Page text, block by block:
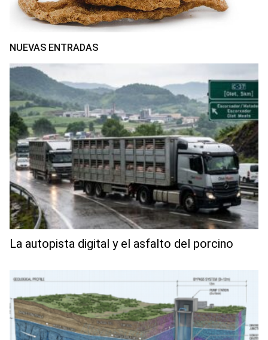
NUEVAS ENTRADAS
La autopista digital y el asfalto del porcino